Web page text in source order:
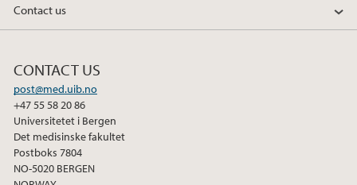
Contact us
CONTACT US
post@med.uib.no
+47 55 58 20 86
Universitetet i Bergen
Det medisinske fakultet
Postboks 7804
NO-5020 BERGEN